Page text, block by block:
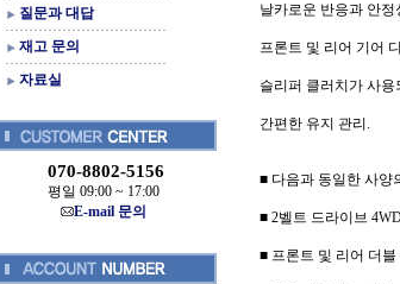
질문과 대답
재고 문의
자료실
070-8802-5156
평일 09:00 ~ 17:00
E-mail 문의
날카로운 반응과 안
프론트 및 리어 기어
슬리퍼 클러치가 사
간편한 유지 관리.
■ 다음과 동일한 사양
■ 2벨트 드라이브
■ 프론트 및 리어 더블